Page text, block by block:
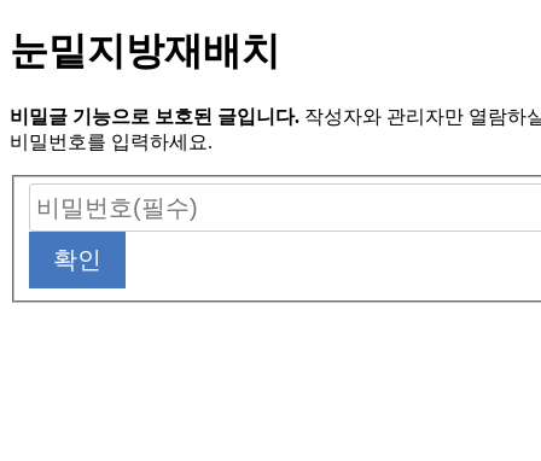
눈밑지방재배치
비밀글 기능으로 보호된 글입니다. 작성자와 관리자만 열람하
비밀번호를 입력하세요.